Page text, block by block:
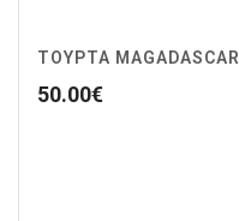
ΤΟΥΡΤΑ MAGADASCAR
50.00€